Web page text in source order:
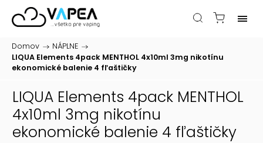
Domov / NÁPLNE /
LIQUA Elements 4pack MENTHOL 4x10ml 3mg nikotínu
ekonomické balenie 4 fľaštičky
LIQUA Elements 4pack MENTHOL
4x10ml 3mg nikotínu
ekonomické balenie 4 fľaštičky